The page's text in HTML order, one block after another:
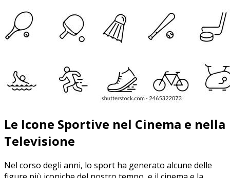
Le Icone Sportive nel Cinema e nella
Televisione
Nel corso degli anni, lo sport ha generato alcune delle